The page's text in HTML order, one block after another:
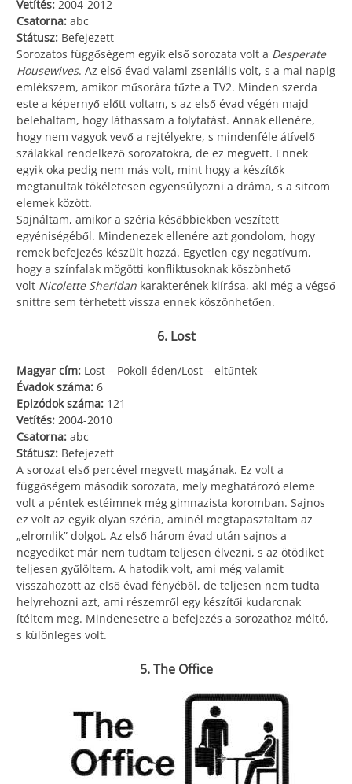
Vetítés: 2004-2012
Csatorna: abc
Státusz: Befejezett
Sorozatos függőségem egyik első sorozata volt a Desperate
Housewives. Az első évad valami zseniális volt, s a mai napig
emlékszem, amikor műsorára tűzte a TV2. Minden szerda
este a képernyő előtt voltam, s az első évad végén majd
belehaltam, hogy láthassam a folytatást. Annak ellenére,
hogy nem vagyok vevő a rejtélyekre, s mindenféle átívelő
szálakkal rendelkező sorozatokra, de ez megvett. Ennek
egyik oka pedig nem más volt, mint hogy a készítők
megtanultak tökéletesen egyensúlyozni a dráma, s a sitcom
elemek között.
Sajnáltam, amikor a széria későbbiekben veszített
egyéniségéből. Mindenezek ellenére azt gondolom, hogy
remek befejezés készült hozzá. Egyetlen egy negatívum,
hogy a színfalak mögötti konfliktusoknak köszönhető
volt Nicolette Sheridan karakterének kiírása, aki még a végső
snittre sem térhetett vissza ennek köszönhetően.
6. Lost
Magyar cím: Lost – Pokoli éden/Lost – eltűntek
Évadok száma: 6
Epizódok száma: 121
Vetítés: 2004-2010
Csatorna: abc
Státusz: Befejezett
A sorozat első percével megvett magának. Ez volt a
függőségem második sorozata, mely meghatározó eleme
volt a péntek estéimnek még gimnazista koromban. Sajnos
ez volt az egyik olyan széria, aminél megtapasztaltam az
„elromlik” dolgot. Az első három évad után sajnos a
negyediket már nem tudtam teljesen élvezni, s az ötödiket
teljesen gyűlöltem. A hatodik volt, ami még valamit
visszahozott az első évad fényéből, de teljesen nem tudta
helyrehozni azt, ami részemről egy készítői kudarcnak
ítéltem meg. Mindenesetre a befejezés a sorozathoz méltó,
s különleges volt.
5. The Office